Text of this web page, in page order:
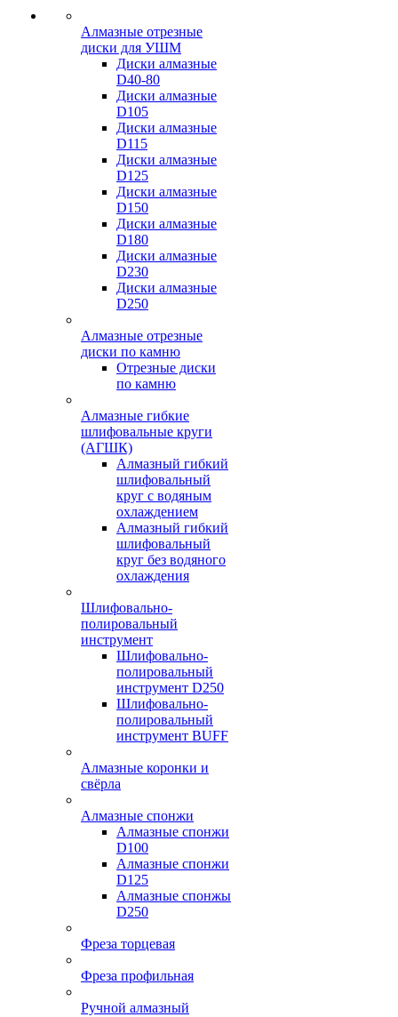
Алмазные отрезные
диски для УШМ
Диски алмазные
D40-80
Диски алмазные
D105
Диски алмазные
D115
Диски алмазные
D125
Диски алмазные
D150
Диски алмазные
D180
Диски алмазные
D230
Диски алмазные
D250
Алмазные отрезные
диски по камню
Отрезные диски
по камню
Алмазные гибкие
шлифовальные круги
(АГШК)
Алмазный гибкий
шлифовальный
круг с водяным
охлаждением
Алмазный гибкий
шлифовальный
круг без водяного
охлаждения
Шлифовально-
полировальный
инструмент
Шлифовально-
полировальный
инструмент D250
Шлифовально-
полировальный
инструмент BUFF
Алмазные коронки и
свёрла
Алмазные спонжи
Алмазные спонжи
D100
Алмазные спонжи
D125
Алмазные спонжы
D250
Фреза торцевая
Фреза профильная
Ручной алмазный